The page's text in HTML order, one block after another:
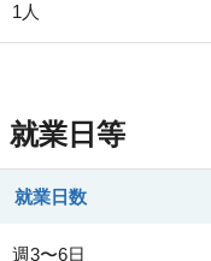
1人
就業日等
就業日数
週3〜6日